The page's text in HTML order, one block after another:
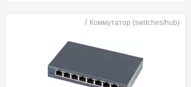
/ Коммутатор (switches/hub)